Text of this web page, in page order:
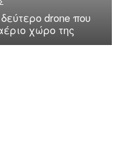
drone που
χώρο της